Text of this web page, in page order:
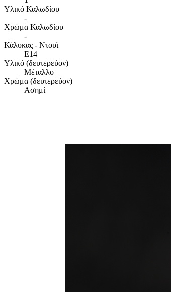
Υλικό Καλωδίου
-
Χρώμα Καλωδίου
-
Κάλυκας - Ντουϊ
E14
Υλικό (δευτερεύον)
Μέταλλο
Χρώμα (δευτερεύον)
Ασημί